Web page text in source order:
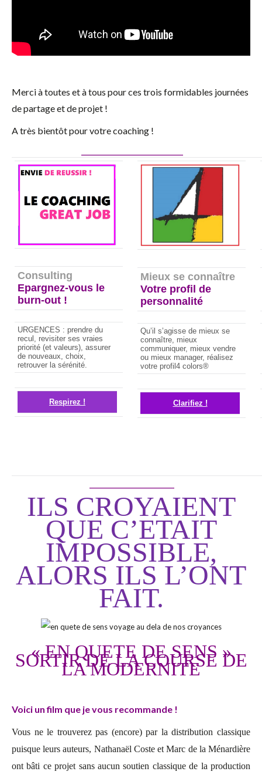
Merci à toutes et à tous pour ces trois formidables journées
de partage et de projet !
A très bientôt pour votre coaching !
Consulting
Epargnez-vous le
burn-out !
URGENCES : prendre du
recul, revisiter ses vraies
priorité (et valeurs), assurer
de nouveaux, choix,
retrouver la sérénité.
Respirez !
Mieux se connaître
Votre profil de
personnalité
Qu’il s’agisse de mieux se
connaître, mieux
communiquer, mieux vendre
ou mieux manager, réalisez
votre profil4 colors®
Clarifiez !
ILS CROYAIENT
QUE C’ETAIT
IMPOSSIBLE,
ALORS ILS L’ONT
FAIT.
« EN QUETE DE SENS »
SORTIR DE LA COURSE DE
LA MODERNITE
Voici un film que je vous recommande !
Vous ne le trouverez pas (encore) par la distribution classique
puisque leurs auteurs, Nathanaël Coste et Marc de la Ménardière
ont bâti ce projet sans aucun soutien classique de la production